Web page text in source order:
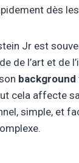
dès
Jr est
de l’art et de
background
cela affecte
simple, et